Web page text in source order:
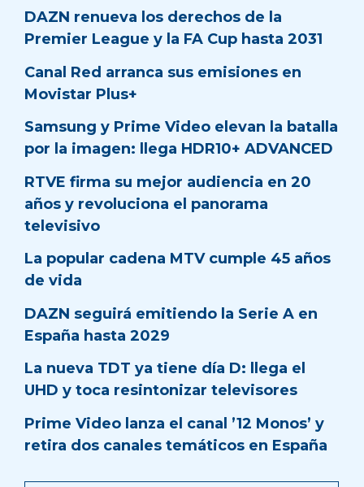
DAZN renueva los derechos de la
Premier League y la FA Cup hasta 2031
Canal Red arranca sus emisiones en
Movistar Plus+
Samsung y Prime Video elevan la batalla
por la imagen: llega HDR10+ ADVANCED
RTVE firma su mejor audiencia en 20
años y revoluciona el panorama
televisivo
La popular cadena MTV cumple 45 años
de vida
DAZN seguirá emitiendo la Serie A en
España hasta 2029
La nueva TDT ya tiene día D: llega el
UHD y toca resintonizar televisores
Prime Video lanza el canal ’12 Monos’ y
retira dos canales temáticos en España